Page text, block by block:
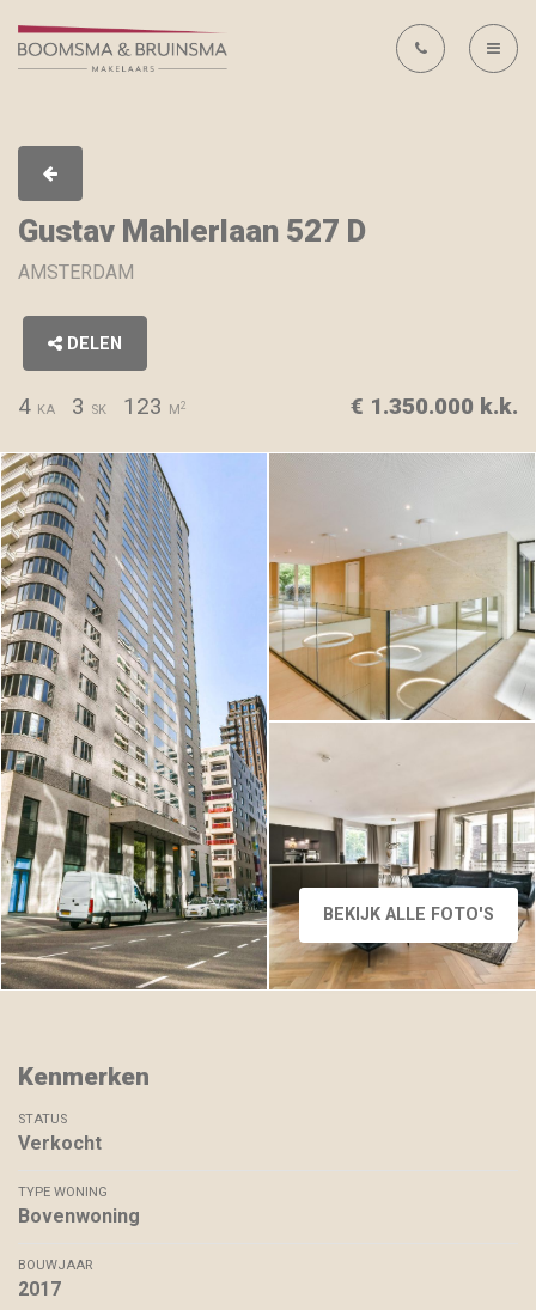
Gustav Mahlerlaan 527 D
AMSTERDAM
DELEN
4 KA 3 SK 123 M2 € 1.350.000 k.k.
Gustav Mahlerlaan 527 D,
AMSTERDAM, Foto 1
Gustav Mahlerlaan 527 D,
AMSTERDAM, Foto 3
BEKIJK ALLE FOTO'S
Kenmerken
STATUS
Verkocht
TYPE WONING
Bovenwoning
BOUWJAAR
2017